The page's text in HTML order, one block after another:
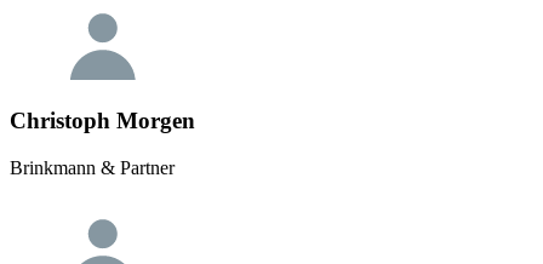
Christoph Morgen
Brinkmann & Partner